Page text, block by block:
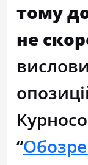
тому
не
“